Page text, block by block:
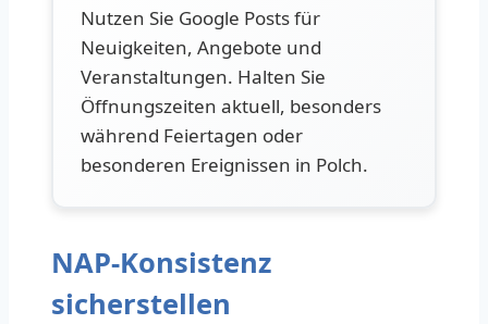
Nutzen Sie Google Posts für
Neuigkeiten, Angebote und
Veranstaltungen. Halten Sie
Öffnungszeiten aktuell, besonders
während Feiertagen oder
besonderen Ereignissen in Polch.
NAP-Konsistenz
sicherstellen